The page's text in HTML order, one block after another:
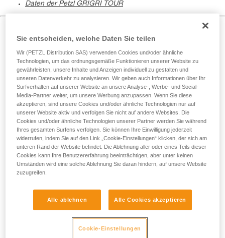
Daten der Petzl GRIGRI TOUR
"Dynamic belaying"
Dynamisches Sichern: eine echte Kunst! Eigne dir die
Sie entscheiden, welche Daten Sie teilen
Wir (PETZL Distribution SAS) verwenden Cookies und/oder ähnliche
Technologien, um das ordnungsgemäße Funktionieren unserer Website zu
gewährleisten, unsere Inhalte und Anzeigen individuell zu gestalten und
unseren Datenverkehr zu analysieren. Wir geben auch Informationen über Ihr
Surfverhalten auf unserer Website an unsere Analyse-, Werbe- und Social-
Media-Partner weiter, um unsere Werbung anzupassen. Wenn Sie diese
akzeptieren, sind unsere Cookies und/oder ähnliche Technologien nur auf
unserer Website aktiv und verfolgen Sie nicht auf andere Websites. Die
Cookies und/oder ähnliche Technologien unserer Partner werden Sie während
Ihres gesamten Surfens verfolgen. Sie können Ihre Einwilligung jederzeit
widerrufen, indem Sie auf den Link „Cookie-Einstellungen“ klicken, der sich am
unteren Rand der Website befindet. Die Ablehnung aller oder eines Teils dieser
Cookies kann Ihre Benutzererfahrung beeinträchtigen, aber unter keinen
Umständen wird eine solche Ablehnung Sie daran hindern, auf unsere Website
zuzugreifen.
Alle ablehnen Alle Cookies akzeptieren
Cookie-Einstellungen